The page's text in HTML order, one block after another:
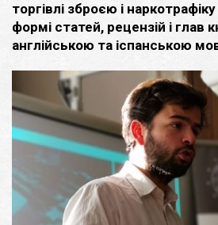
торгівлі зброєю і
формі статей, рецензій і глав
англійською та іспанською